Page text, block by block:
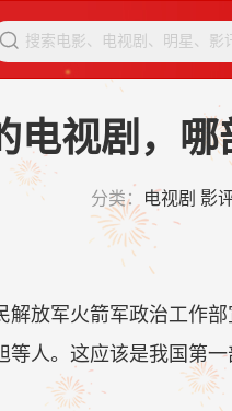

视剧，哪
分类： 电视剧 影
军火箭军政治工作部
人。这应该是我国第